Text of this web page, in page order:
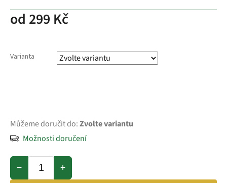
od 299 Kč
Varianta
Můžeme doručit do:Zvolte variantu
Možnosti doručení
+
−